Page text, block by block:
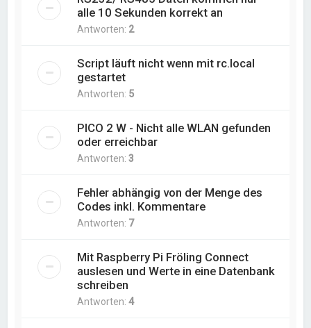
alle 10 Sekunden korrekt an
Antworten: 2
Script läuft nicht wenn mit rc.local
gestartet
Antworten: 5
PICO 2 W - Nicht alle WLAN gefunden
oder erreichbar
Antworten:3
Fehler abhängig von der Menge des
Codes inkl. Kommentare
Antworten: 7
Mit Raspberry Pi Fröling Connect
auslesen und Werte in eine Datenbank
schreiben
Antworten:4